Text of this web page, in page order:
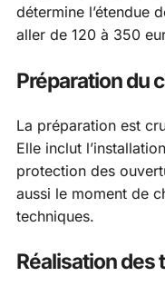
détermine l’étendue
aller de 120 à 350
Préparation du
La préparation est
Elle inclut
protection des
aussi le moment de
techniques.
Réalisation des